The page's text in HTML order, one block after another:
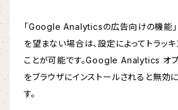
「Google Analyticsの広告向けの機能」
を望まない場合は、設定によってトラッ
ことが可能です。Google Analytics オプ
をブラウザにインストールされると無効
す。